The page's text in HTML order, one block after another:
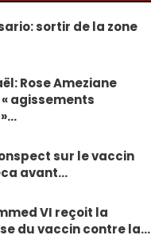
sortir de la zone
Rose Ameziane
agissements
sur le vaccin
avant…
VI reçoit la
du vaccin contre la…